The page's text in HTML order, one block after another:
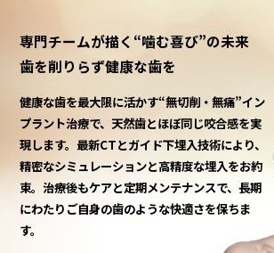
専門チームが描く“噛む喜び”の未来
歯を削りらず健康な歯を
健康な歯を最大限に活かす“無切削・無痛”イン
プラント治療で、天然歯とほぼ同じ咬合感を実
現します。最新CTとガイド下埋入技術により、
精密なシミュレーションと高精度な埋入をお約
束。治療後もケアと定期メンテナンスで、長期
にわたりご自身の歯のような快適さを保ちま
す。